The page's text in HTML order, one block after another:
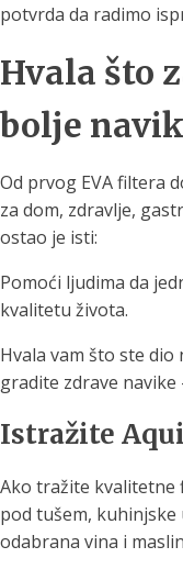
potvrda da radimo
Hvala što
bolje
Od prvog EVA filtera
za dom, zdravlje,
ostao je isti:
Pomoći ljudima da
kvalitetu života.
Hvala vam što ste dio
gradite zdrave navike
Istražite
Ako tražite kvalitetne
pod tušem, kuhinjske
odabrana vina i